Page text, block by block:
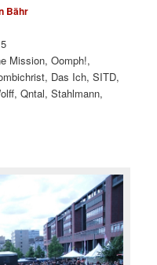
Bähr
Mission, Oomph!,
Das Ich, SITD,
Qntal, Stahlmann,